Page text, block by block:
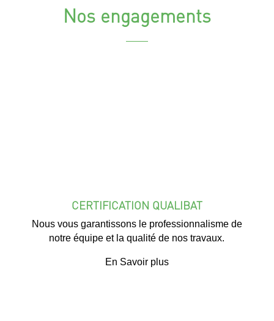
Nos engagements
CERTIFICATION QUALIBAT
Nous vous garantissons le professionnalisme de
notre équipe et la qualité de nos travaux.
En Savoir plus